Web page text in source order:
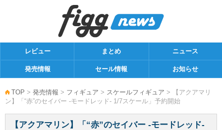
レビュー まとめ ニュース
発売情報 セール情報 お知らせ
TOP > 発売情報 > フィギュア > スケールフィギュア > 【アクアマリ
ン】「“赤”のセイバー -モードレッド- 1/7スケール」予約開始
【アクアマリン】「“赤”のセイバー -モードレッド-